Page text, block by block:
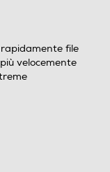
file
velocemente